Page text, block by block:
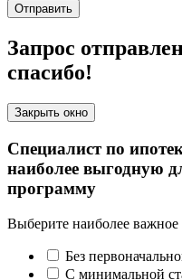
Отправить
Запрос
спасибо!
Закрыть окно
Специалист по
наиболее выгодную
программу
Выберите наиболее важное
Без
С минимальной